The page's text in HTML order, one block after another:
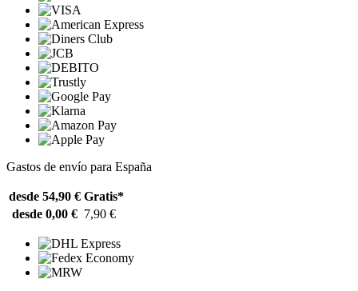
Gastos de envío para España
desde 54,90 € Gratis*
desde 0,00 € 7,90 €